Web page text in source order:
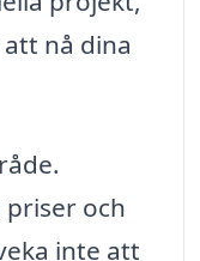
nå dina
och
inte att